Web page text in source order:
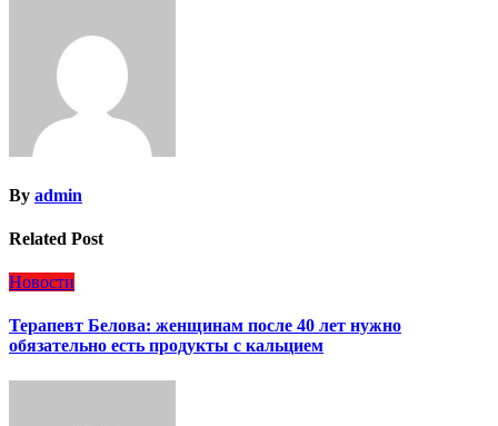
By admin
Related Post
Новости
Терапевт Белова: женщинам после 40 лет нужно
обязательно есть продукты с кальцием